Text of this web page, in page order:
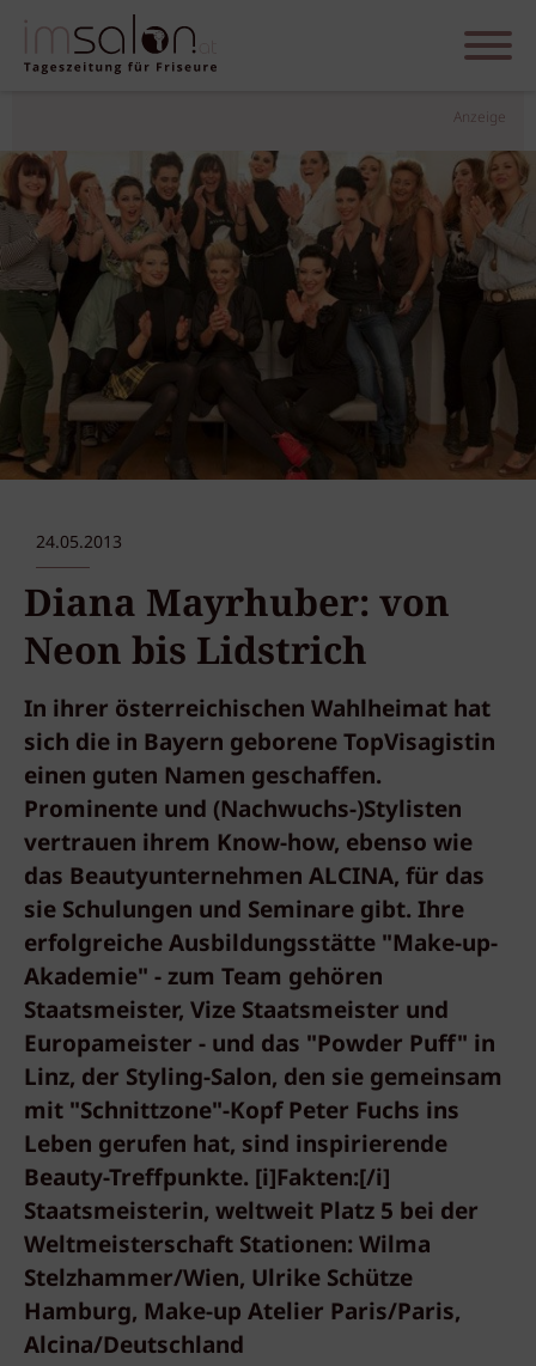
Anzeige
24.05.2013
Diana Mayrhuber: von
Neon bis Lidstrich
In ihrer österreichischen Wahlheimat hat
sich die in Bayern geborene TopVisagistin
einen guten Namen geschaffen.
Prominente und (Nachwuchs-)Stylisten
vertrauen ihrem Know-how, ebenso wie
das Beautyunternehmen ALCINA, für das
sie Schulungen und Seminare gibt. Ihre
erfolgreiche Ausbildungsstätte "Make-up-
Akademie" - zum Team gehören
Staatsmeister, Vize Staatsmeister und
Europameister - und das "Powder Puff" in
Linz, der Styling-Salon, den sie gemeinsam
mit "Schnittzone"-Kopf Peter Fuchs ins
Leben gerufen hat, sind inspirierende
Beauty-Treffpunkte. [i]Fakten:[/i]
Staatsmeisterin, weltweit Platz 5 bei der
Weltmeisterschaft Stationen: Wilma
Stelzhammer/Wien, Ulrike Schütze
Hamburg, Make-up Atelier Paris/Paris,
Alcina/Deutschland